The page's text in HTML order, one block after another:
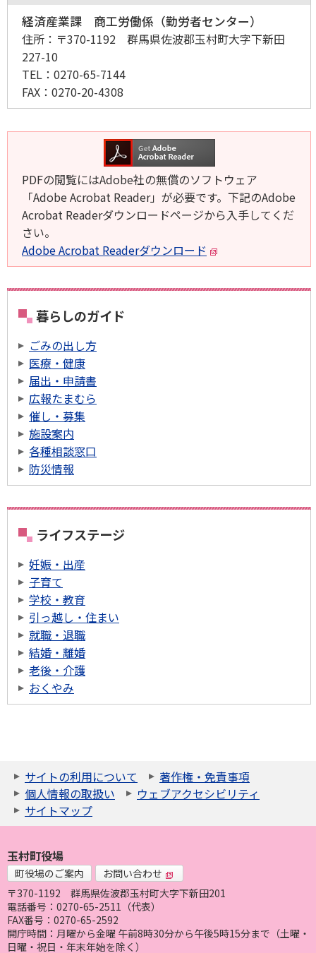
経済産業課 商工労働係（勤労者センター）
住所： 〒370-1192 群馬県佐波郡玉村町大字下新田
227-10
TEL： 0270-65-7144
FAX： 0270-20-4308
PDFの閲覧にはAdobe社の無償のソフトウェア
「Adobe Acrobat Reader」が必要です。下記のAdobe
Acrobat Readerダウンロードページから入手してくだ
さい。
Adobe Acrobat Readerダウンロード
暮らしのガイド
ごみの出し方
医療・健康
届出・申請書
広報たまむら
催し・募集
施設案内
各種相談窓口
防災情報
ライフステージ
妊娠・出産
子育て
学校・教育
引っ越し・住まい
就職・退職
結婚・離婚
老後・介護
おくやみ
サイトの利用について
著作権・免責事項
個人情報の取扱い
ウェブアクセシビリティ
サイトマップ
玉村町役場
町役場のご案内
お問い合わせ
〒370-1192
群馬県佐波郡玉村町大字下新田201
電話番号：0270-65-2511（代表）
FAX番号：0270-65-2592
開庁時間：月曜から金曜 午前8時30分から午後5時15分まで（土曜・
日曜・祝日・年末年始を除く）